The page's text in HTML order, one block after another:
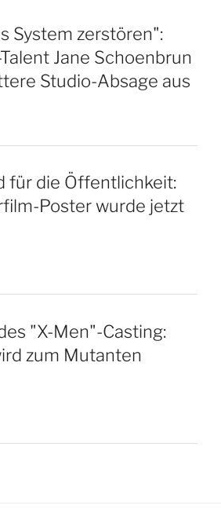
System zerstören":
Jane Schoenbrun
Studio-Absage aus
für die Öffentlichkeit:
Poster wurde jetzt
"X-Men"-Casting:
zum Mutanten